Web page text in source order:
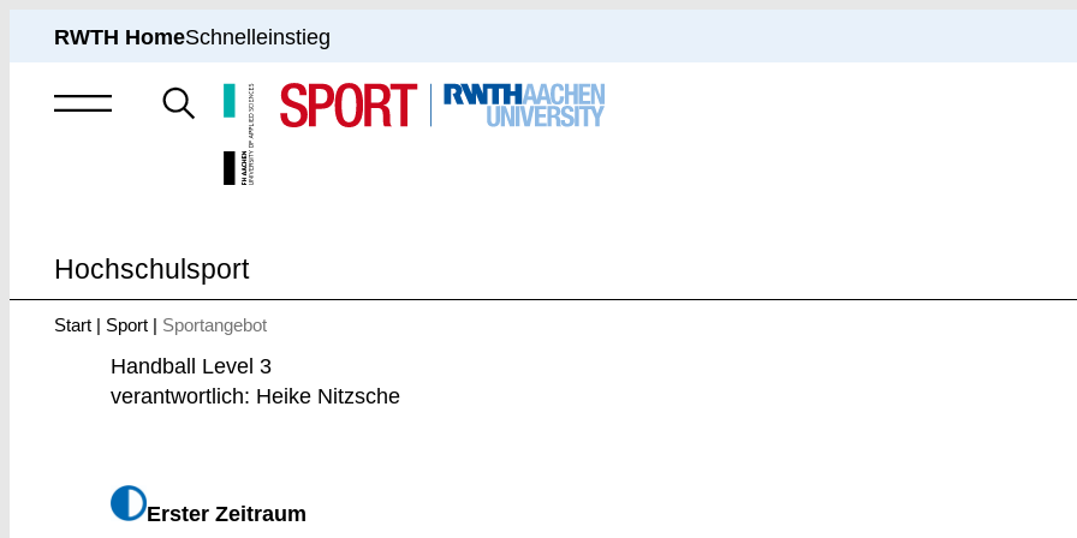
RWTH HomeSchnelleinstieg
Suche
nach
Hochschulsport
hier:
Start Sport Sportangebot
Handball Level 3
verantwortlich: Heike Nitzsche
Erster Zeitraum